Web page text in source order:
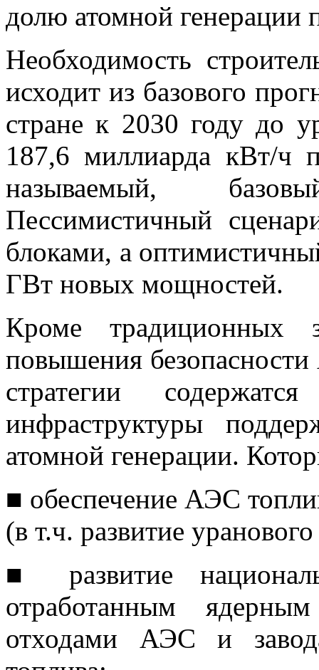
долю атомной генерации
Необходимость
исходит из базового
стране к 2030 году до
187,6 миллиарда кВт/ч
называемый,
Пессимистичный
блоками, а
ГВт новых мощностей.
Кроме традиционных
повышения
стратегии
инфраструктуры
атомной генерации.
■ обеспечение АЭС
(в т.ч. развитие
■ развитие
отработанным
отходами АЭС и